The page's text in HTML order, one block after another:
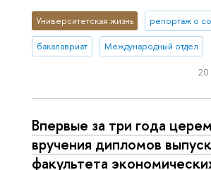
Университетская жизнь репортаж о
бакалавриат Международный отдел
20
Впервые за три года
вручения дипломов
факультета